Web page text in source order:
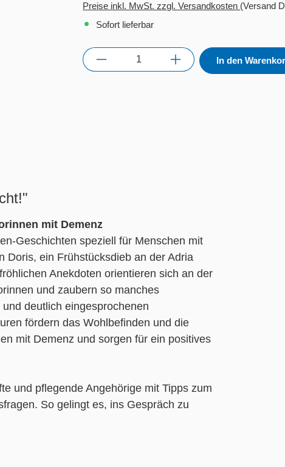
Preise inkl. MwSt. zzgl. Versandkosten (Versand
Sofort lieferbar
Anzahl In den
mit Demenz
Geschichten speziell für Menschen mit
Doris, ein Frühstücksdieb an der Adria
Anekdoten orientieren sich an der
und zaubern so manches
deutlich eingesprochenen
fördern das Wohlbefinden und die
mit Demenz und sorgen für ein positives
und pflegende Angehörige mit Tipps zum
So gelingt es, ins Gespräch zu